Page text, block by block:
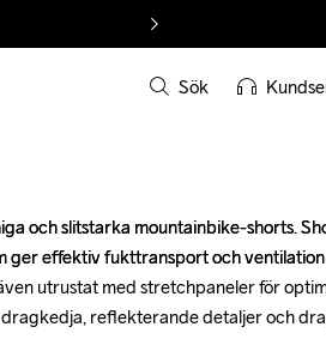
Sök
och slitstarka mountainbike-shorts.
ger effektiv fukttransport och
utrustat med stretchpaneler för
reflekterande detaljer och
och slitstarka mountainbike-shorts.
ger effektiv fukttransport och
utrustat med stretchpaneler för
reflekterande detaljer och